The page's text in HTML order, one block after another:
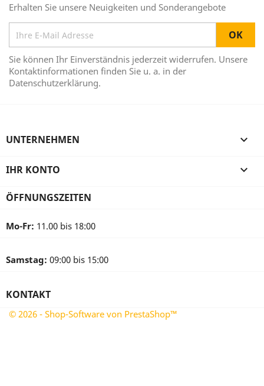
Erhalten Sie unsere Neuigkeiten und Sonderangebote
Sie können Ihr Einverständnis jederzeit widerrufen. Unsere
Kontaktinformationen finden Sie u. a. in der
Datenschutzerklärung.
UNTERNEHMEN 
IHR KONTO 
ÖFFNUNGSZEITEN
Mo-Fr: 11.00 bis 18:00
Samstag: 09:00 bis 15:00
KONTAKT
© 2026 - Shop-Software von PrestaShop™